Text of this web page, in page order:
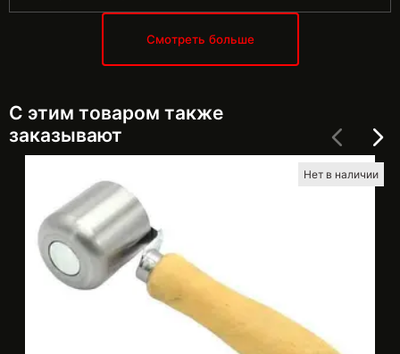
Смотреть больше
С этим товаром также
заказывают
Нет в наличии